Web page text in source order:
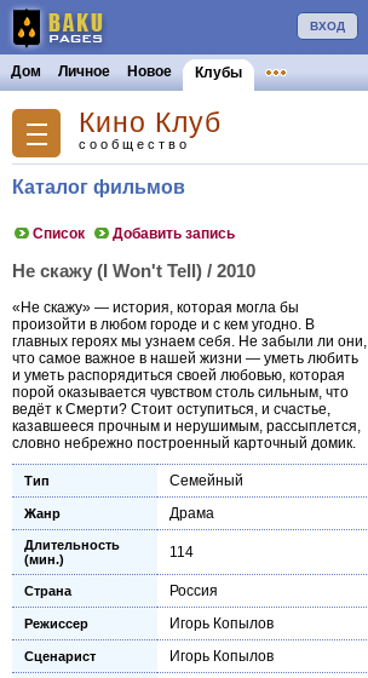
ВХОД
Дом Личное Новое Клубы
Кино Клуб
сообщество
Каталог фильмов
Список Добавить запись
Не скажу (I Won't Tell) / 2010
«Не скажу» — история, которая могла бы
произойти в любом городе и с кем угодно. В
главных героях мы узнаем себя. Не забыли ли они,
что самое важное в нашей жизни — уметь любить
и уметь распорядиться своей любовью, которая
порой оказывается чувством столь сильным, что
ведёт к Смерти? Стоит оступиться, и счастье,
казавшееся прочным и нерушимым, рассыплется,
словно небрежно построенный карточный домик.
Тип Семейный
Жанр Драма
Длительность
(мин.)
114
Страна Россия
Режиссер Игорь Копылов
Сценарист Игорь Копылов